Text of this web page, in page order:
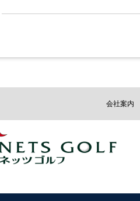
会社案内